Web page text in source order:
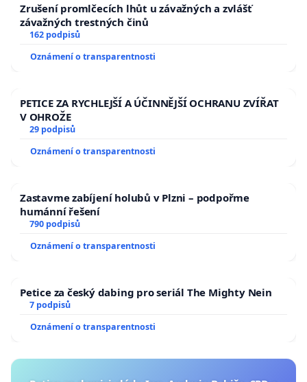
kontaktech.
Dokumenty, vyjádření a znalecké posudky budou zveřejňovány:
2) webových stránkách
http://www.prohajovnu.estranky.cz
Za petiční výbor:
Lukáš Kocián, Karla IV. 610/21, Hradec Králové 2
Vladislav Bádr,Milady Horákové 259/48, Hradec Králové 6
Irena Páchová, Tř. SNP 614/49, Hradec Králové 3
Zastupovat petiční výbor při jednání s orgány města je oprávněn:
Zrušení promlčecích lhůt u závažných a zvlášť
závažných trestných činů
162 podpisů
Oznámení o transparentnosti
PETICE ZA RYCHLEJŠÍ A ÚČINNĚJŠÍ OCHRANU ZVÍŘAT
V OHROŽE
29 podpisů
Oznámení o transparentnosti
Zastavme zabíjení holubů v Plzni – podpořme
humánní řešení
790 podpisů
Oznámení o transparentnosti
Petice za český dabing pro seriál The Mighty Nein
7 podpisů
Oznámení o transparentnosti